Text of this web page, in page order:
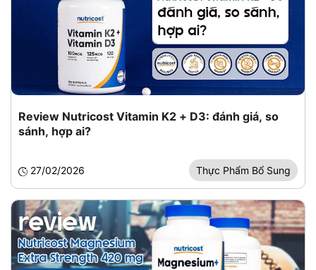
Review Nutricost Vitamin K2 + D3: đánh giá, so
sánh, hợp ai?
27/02/2026 Thực Phẩm Bổ Sung